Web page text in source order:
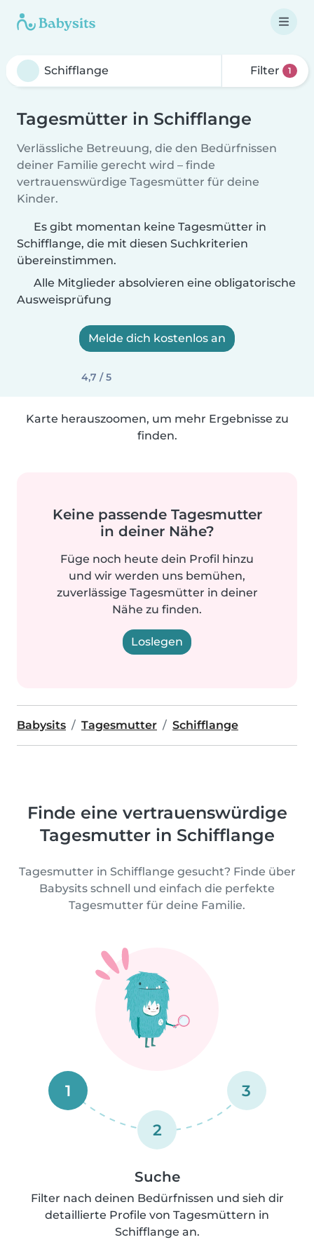
Filter 1
Tagesmütter in Schifflange
Verlässliche Betreuung, die den Bedürfnissen
deiner Familie gerecht wird – finde
vertrauenswürdige Tagesmütter für deine
Kinder.
Es gibt momentan keine Tagesmütter in
Schifflange, die mit diesen Suchkriterien
übereinstimmen.
Alle Mitglieder absolvieren eine obligatorische
Ausweisprüfung
Melde dich kostenlos an
4,7 / 5
Karte herauszoomen, um mehr Ergebnisse zu
finden.
Keine passende Tagesmutter
in deiner Nähe?
Füge noch heute dein Profil hinzu
und wir werden uns bemühen,
zuverlässige Tagesmütter in deiner
Nähe zu finden.
Loslegen
Babysits Tagesmutter Schifflange
Finde eine vertrauenswürdige
Tagesmutter in Schifflange
Tagesmutter in Schifflange gesucht? Finde über
Babysits schnell und einfach die perfekte
Tagesmutter für deine Familie.
1
2
3
Suche
Filter nach deinen Bedürfnissen und sieh dir
detaillierte Profile von Tagesmüttern in
Schifflange an.